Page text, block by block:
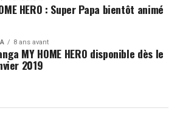
HERO : Super Papa bientôt animé
8 ans avant
MY HOME HERO disponible dès le
2019